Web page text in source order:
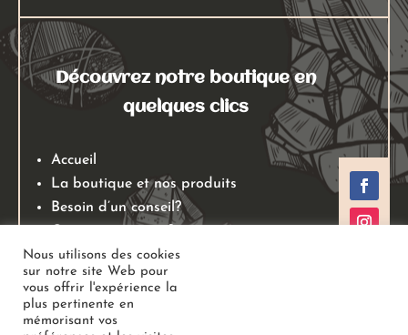
Découvrez notre boutique en
quelques clics
Accueil
La boutique et nos produits
Besoin d’un conseil?
Mentions légales
Conditions générales de ventes
Politiques de retours
Politique de confidentialité
Nous utilisons des cookies
sur notre site Web pour
vous offrir l'expérience la
plus pertinente en
mémorisant vos